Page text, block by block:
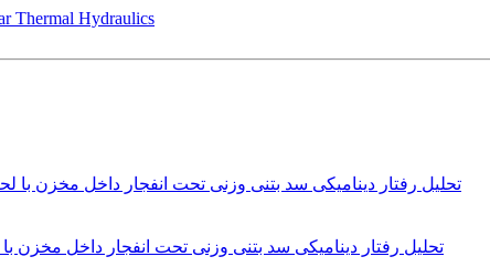
Thermal Hydraulics
تحلیل رفتار دینامیکی سد بتنی وزنی تحت انفجار داخل